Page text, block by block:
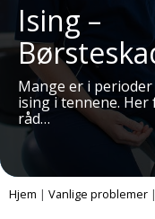
Ising –
Mange er i
ising i tennene.
råd…
Hjem | Vanlige problemer |